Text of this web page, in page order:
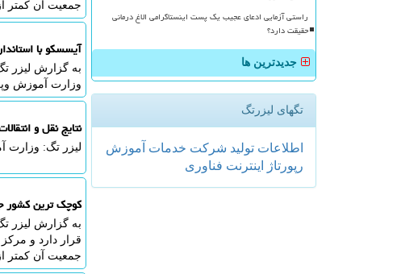
راستی آزمایی ادعای عجیب یک پست اینستاگرامی الاغ درمانی
حقیقت دارد؟
جدیدترین ها
تگهای لیزرتگ
اطلاعات تولید شركت خدمات آموزش
رپورتاژ
اینترنت فناوری
جمعیت آن کمتر
آیسسکو با
وزارت آموزش
نتایج نقل و
لیزر تگ: وزارت
کوچک ترین کشور
به گزارش لیزر
جمعیت آن کمتر